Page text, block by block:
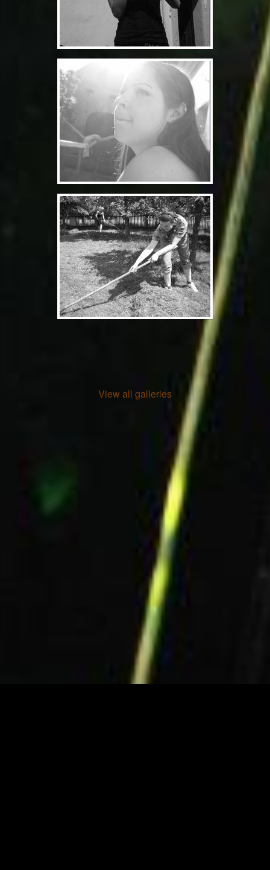
View all galleries